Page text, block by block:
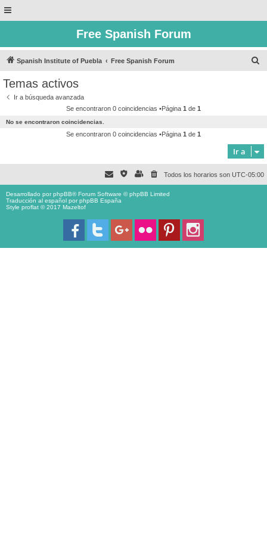
Free Spanish Forum
Spanish Institute of Puebla Free Spanish Forum
Temas activos
Ir a búsqueda avanzada
Se encontraron 0 coincidencias •Página 1 de 1
No se encontraron coincidencias.
Se encontraron 0 coincidencias •Página 1 de 1
Ir a
Todos los horarios son UTC-05:00
Desarrollado porphpBB® Forum Software © phpBB Limited
Traducción al español porphpBB España
Style proflat © 2017 Mazeltof